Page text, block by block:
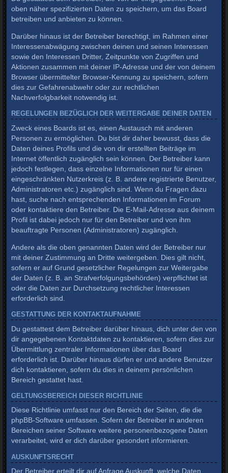
oben näher spezifizierten Daten zu speichern, um das Board
betreiben und anbieten zu können.
Darüber hinaus ist der Betreiber berechtigt, im Rahmen einer
Interessenabwägung zwischen deinen und seinen Interessen
sowie den Interessen Dritter, Zeitpunkte von Zugriffen und
Aktionen zusammen mit deiner IP-Adresse und der von deinem
Browser übermittelter Browser-Kennung zu speichern, sofern
dies zur Gefahrenabwehr oder zur rechtlichen
Nachverfolgbarkeit notwendig ist.
REGELUNGEN BEZÜGLICH DER WEITERGABE DEINER DATEN
Zweck eines Boards ist es, einen Austausch mit anderen
Personen zu ermöglichen. Du bist dir daher bewusst, dass die
Daten deines Profils und die von dir erstellten Beiträge im
Internet öffentlich zugänglich sein können. Der Betreiber kann
jedoch festlegen, dass einzelne Informationen nur für einen
eingeschränkten Nutzerkreis (z. B. andere registrierte Benutzer,
Administratoren etc.) zugänglich sind. Wenn du Fragen dazu
hast, suche nach entsprechenden Informationen im Forum
oder kontaktiere den Betreiber. Die E-Mail-Adresse aus deinem
Profil ist dabei jedoch nur für den Betreiber und von ihm
beauftragte Personen (Administratoren) zugänglich.
Andere als die oben genannten Daten wird der Betreiber nur
mit deiner Zustimmung an Dritte weitergeben. Dies gilt nicht,
sofern er auf Grund gesetzlicher Regelungen zur Weitergabe
der Daten (z. B. an Strafverfolgungsbehörden) verpflichtet ist
oder die Daten zur Durchsetzung rechtlicher Interessen
erforderlich sind.
GESTATTUNG DER KONTAKTAUFNAHME
Du gestattest dem Betreiber darüber hinaus, dich unter den von
dir angegebenen Kontaktdaten zu kontaktieren, sofern dies zur
Übermittlung zentraler Informationen über das Board
erforderlich ist. Darüber hinaus dürfen er und andere Benutzer
dich kontaktieren, sofern du dies in deinem persönlichen
Bereich gestattet hast.
GELTUNGSBEREICH DIESER RICHTLINIE
Diese Richtlinie umfasst nur den Bereich der Seiten, die die
phpBB-Software umfassen. Sofern der Betreiber in anderen
Bereichen seiner Software weitere personenbezogene Daten
verarbeitet, wird er dich darüber gesondert informieren.
AUSKUNFTSRECHT
Der Betreiber erteilt dir auf Anfrage Auskunft, welche Daten